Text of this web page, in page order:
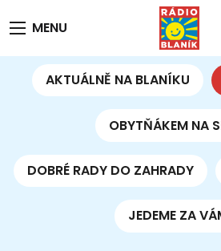
MENU
AKTUÁLNĚ NA BLANÍKU
OBYTŇÁKEM NA
DOBRÉ RADY DO ZAHRADY
JEDEME ZA